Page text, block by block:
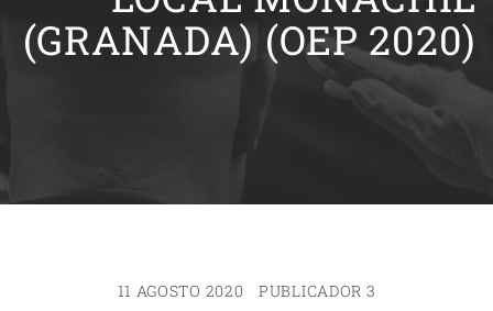
(GRANADA) (OEP 2020)
11 AGOSTO 2020 PUBLICADOR 3